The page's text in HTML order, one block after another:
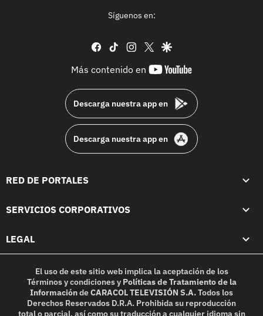
Síguenos en:
facebook
tiktok instagram
twittergoogle
Más contenido en
youtube-
Descarga nuestra app en
Descarga nuestra app en
RED DE PORTALES
SERVICIOS CORPORATIVOS
LEGAL
El uso de este sitio web implica la aceptación de los
Términos y condicionesy Políticas de Tratamiento de la
InformacióndeCARACOL TELEVISIÓN S.A.Todos los
Derechos Reservados D.R.A. Prohibida su reproducción
total o parcial, así como su traducción a cualquier idioma sin